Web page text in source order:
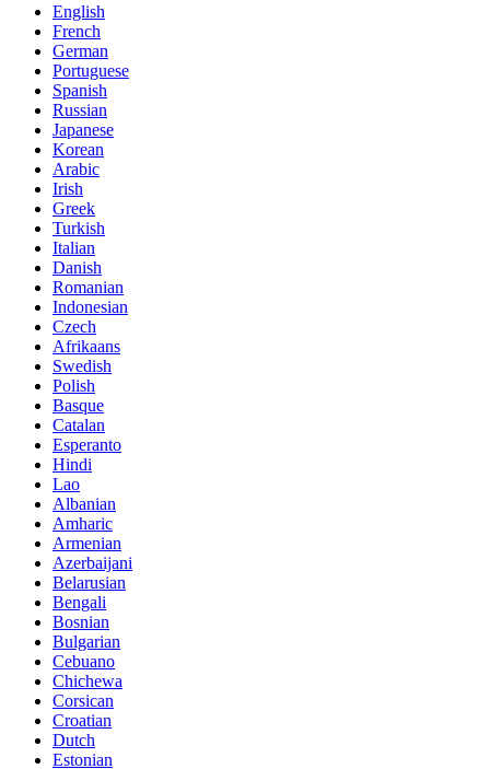
English
French
German
Portuguese
Spanish
Russian
Japanese
Korean
Arabic
Irish
Greek
Turkish
Italian
Danish
Romanian
Indonesian
Czech
Afrikaans
Swedish
Polish
Basque
Catalan
Esperanto
Hindi
Lao
Albanian
Amharic
Armenian
Azerbaijani
Belarusian
Bengali
Bosnian
Bulgarian
Cebuano
Chichewa
Corsican
Croatian
Dutch
Estonian